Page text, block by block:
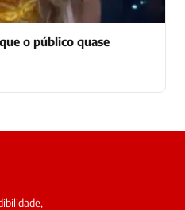
o público quase